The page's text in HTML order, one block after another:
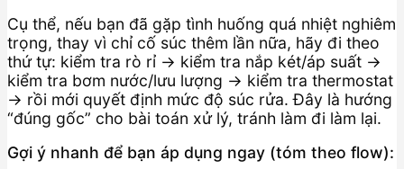
Cụ thể, nếu bạn đã gặp tình huống quá nhiệt nghiêm
trọng, thay vì chỉ cố súc thêm lần nữa, hãy đi theo
thứ tự: kiểm tra rò rỉ → kiểm tra nắp két/áp suất →
kiểm tra bơm nước/lưu lượng → kiểm tra thermostat
→ rồi mới quyết định mức độ súc rửa. Đây là hướng
“đúng gốc” cho bài toán xử lý, tránh làm đi làm lại.
Gợi ý nhanh để bạn áp dụng ngay (tóm theo flow):